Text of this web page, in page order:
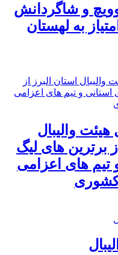
و شاگردانش
به لهستان
والیبال
برترین های لیگ
تیم های اعزامی
کشوری